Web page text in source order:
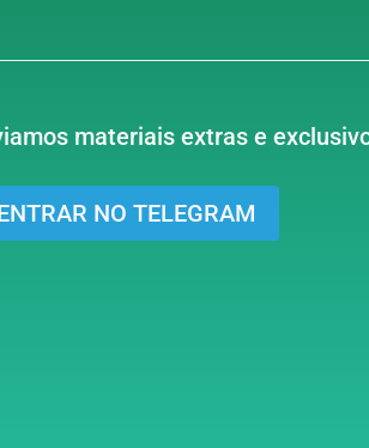
materiais extras e
NO TELEGRAM